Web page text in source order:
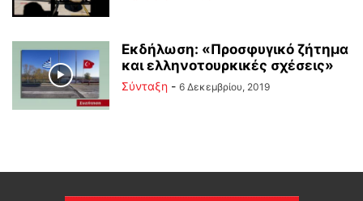
Εκδήλωση: «Προσφυγικό ζήτημα
και ελληνοτουρκικές σχέσεις»
Σύνταξη - 6 Δεκεμβρίου, 2019